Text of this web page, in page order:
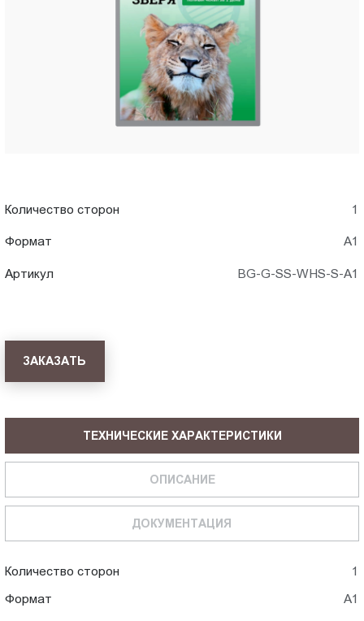
Количество сторон 1
Формат А1
Артикул BG-G-SS-WHS-S-A1
ЗАКАЗАТЬ
ТЕХНИЧЕСКИЕ ХАРАКТЕРИСТИКИ
ОПИСАНИЕ
ДОКУМЕНТАЦИЯ
Количество сторон 1
Формат А1